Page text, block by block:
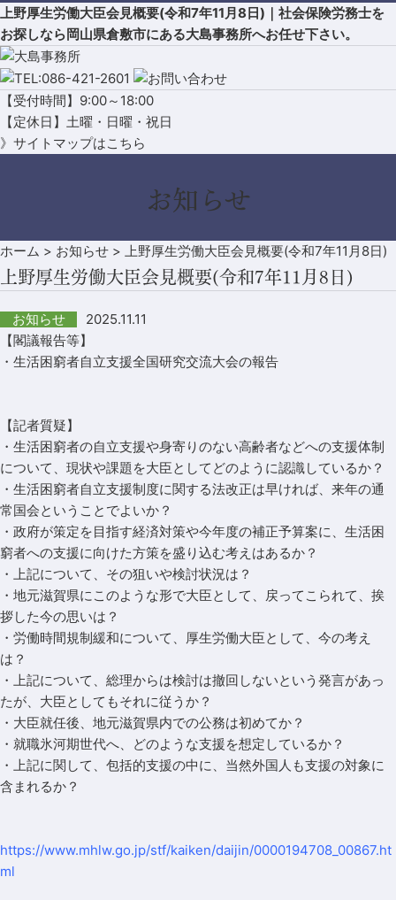
上野厚生労働大臣会見概要(令和7年11月8日)｜社会保険労務士を
お探しなら岡山県倉敷市にある大島事務所へお任せ下さい。
【受付時間】9:00～18:00
【定休日】土曜・日曜・祝日
》サイトマップはこちら
お知らせ
ホーム > お知らせ > 上野厚生労働大臣会見概要(令和7年11月8日)
上野厚生労働大臣会見概要(令和7年11月8日)
お知らせ
2025.11.11
【閣議報告等】
・生活困窮者自立支援全国研究交流大会の報告
【記者質疑】
・生活困窮者の自立支援や身寄りのない高齢者などへの支援体制
について、現状や課題を大臣としてどのように認識しているか？
・生活困窮者自立支援制度に関する法改正は早ければ、来年の通
常国会ということでよいか？
・政府が策定を目指す経済対策や今年度の補正予算案に、生活困
窮者への支援に向けた方策を盛り込む考えはあるか？
・上記について、その狙いや検討状況は？
・地元滋賀県にこのような形で大臣として、戻ってこられて、挨
拶した今の思いは？
・労働時間規制緩和について、厚生労働大臣として、今の考え
は？
・上記について、総理からは検討は撤回しないという発言があっ
たが、大臣としてもそれに従うか？
・大臣就任後、地元滋賀県内での公務は初めてか？
・就職氷河期世代へ、どのような支援を想定しているか？
・上記に関して、包括的支援の中に、当然外国人も支援の対象に
含まれるか？
https://www.mhlw.go.jp/stf/kaiken/daijin/0000194708_00867.ht
ml